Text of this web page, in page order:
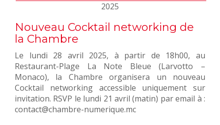
2025
Nouveau Cocktail networking de
la Chambre
Le lundi 28 avril 2025, à partir de 18h00, au
Restaurant-Plage La Note Bleue (Larvotto –
Monaco), la Chambre organisera un nouveau
Cocktail networking accessible uniquement sur
invitation. RSVP le lundi 21 avril (matin) par email à :
contact@chambre-numerique.mc